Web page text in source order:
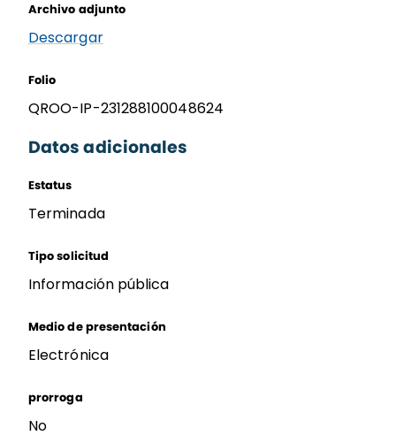
Archivo adjunto
Descargar
Folio
QROO-IP-231288100048624
Datos adicionales
Estatus
Terminada
Tipo solicitud
Información pública
Medio de presentación
Electrónica
prorroga
No